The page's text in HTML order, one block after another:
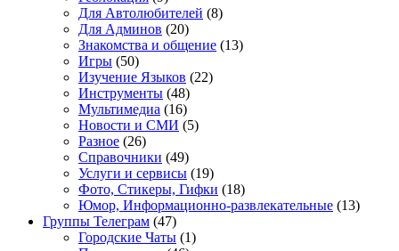
Для Автолюбителей (8)
Для Админов (20)
Знакомства и общение (13)
Игры (50)
Изучение Языков (22)
Инструменты (48)
Мультимедиа (16)
Новости и СМИ (5)
Разное (26)
Справочники (49)
Услуги и сервисы (19)
Фото, Стикеры, Гифки (18)
Юмор, Информационно-развлекательные (13)
Группы Телеграм (47)
Городские Чаты (1)